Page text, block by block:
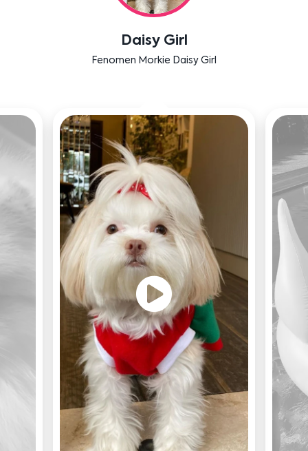
Labradoodle Bruno
Bensu Soral'ın dostu Bruno